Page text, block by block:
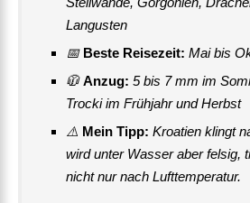
Langusten
📅 Beste Reisezeit: Mai bis
🧥Anzug: 5 bis 7 mm im
Trocki im Frühjahr und Herbst
⚠️ Mein Tipp: Kroatien klingt
wird unter Wasser aber felsig,
nicht nur nach Lufttemperatur.